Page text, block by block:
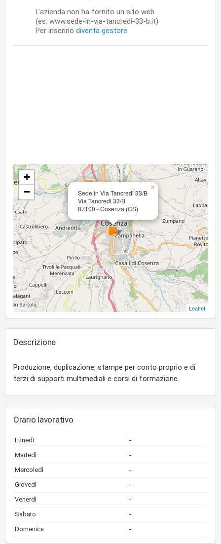
L'azienda non ha fornito un sito web
(es. www.sede-in-via-tancredi-33-b.it)
Per inserirlo diventa gestore
Sede in Via Tancredi 33/B
Via Tancredi 33/B
87100 - Cosenza (CS)
×
+
−
Leaflet
Descrizione
Produzione, duplicazione, stampe per conto proprio e di
terzi di supporti multimediali e corsi di formazione.
Orario lavorativo
Lunedì -
Martedì -
Mercoledì -
Giovedì -
Venerdì -
Sabato -
Domenica -